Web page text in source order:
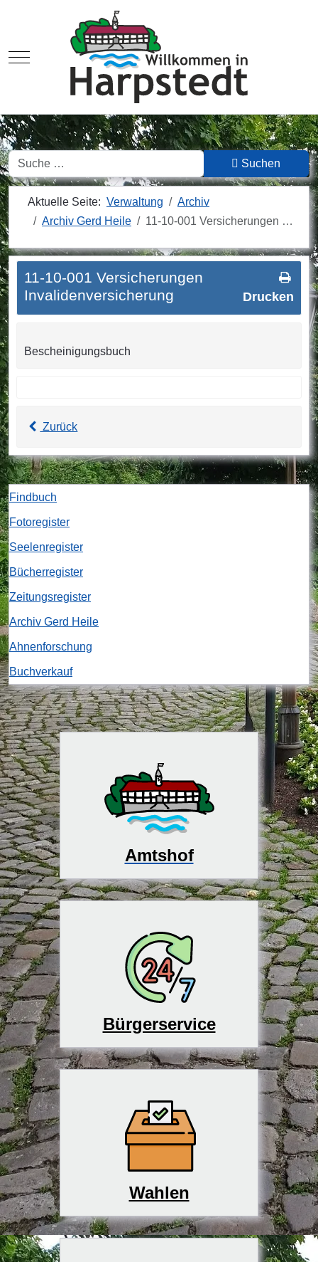
Mobile Menu Toggle
Suchen Suchen
Aktuelle Seite: Verwaltung
Archiv
Archiv Gerd Heile
11-10-001 Versicherungen …
Drucken
11-10-001 Versicherungen
Invalidenversicherung
Bescheinigungsbuch
Zurück
Findbuch
Fotoregister
Seelenregister
Bücherregister
Zeitungsregister
Archiv Gerd Heile
Ahnenforschung
Buchverkauf
Amtshof
Bürgerservice
Wahlen